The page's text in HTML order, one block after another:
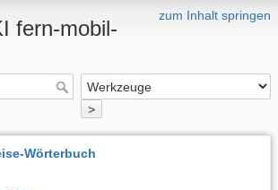
zum Inhalt springen
fern-mobil-
>
Wörterbuch